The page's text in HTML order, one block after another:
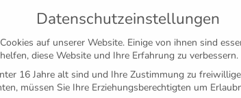
Datenschutzeinstellungen
auf unserer Website. Einige von ihnen sind
diese Website und Ihre Erfahrung zu verbessern.
16 Jahre alt sind und Ihre Zustimmung zu
müssen Sie Ihre Erziehungsberechtigten um